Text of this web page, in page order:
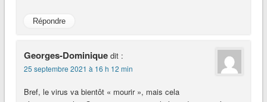
Répondre
Georges-Dominique dit :
25 septembre 2021 à 16 h 12 min
Bref, le virus va bientôt « mourir », mais cela